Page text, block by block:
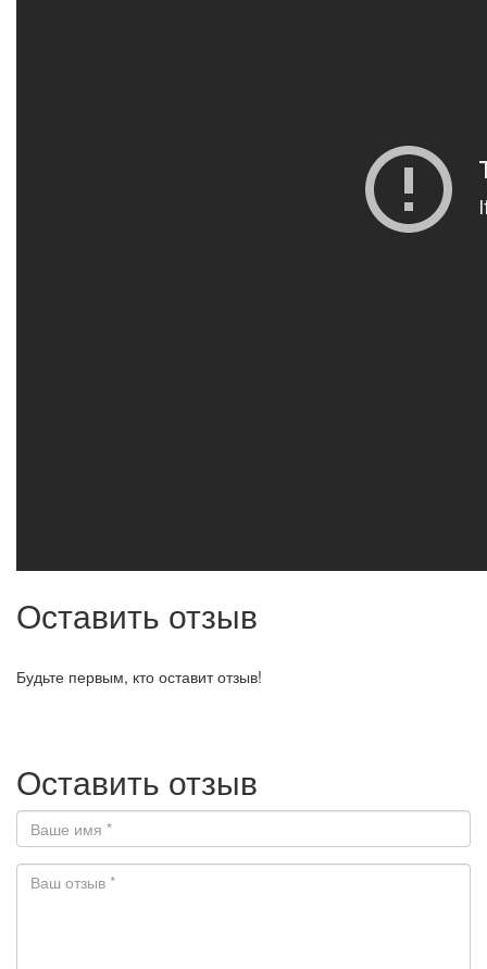
Оставить отзыв
Будьте первым, кто оставит отзыв!
Оставить отзыв